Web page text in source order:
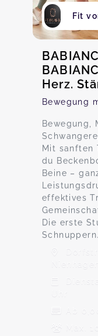
Fit
Herz.
Bewegung
Bewegung,
Mit sanften
du
Beine –
effektives
Die erste
Schnuppern.
Ab
Max.